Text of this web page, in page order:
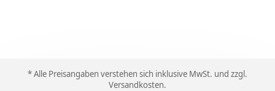
* Alle Preisangaben verstehen sich inklusive MwSt. und zzgl.
Versandkosten.